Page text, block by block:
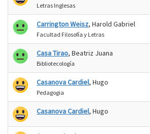
Letras Inglesas
Carrington Weisz, Harold Gabriel
Facultad Filosofía y Letras
Casa Tirao, Beatriz Juana
Bibliotecología
Casanova Cardiel, Hugo
Pedagogia
Casanova Cardiel, Hugo